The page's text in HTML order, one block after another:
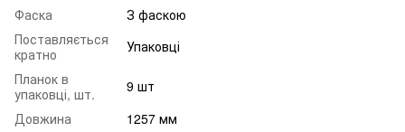
Фаска
З фаскою
Поставляється
кратно
Упаковці
Планок в
упаковці, шт.
9 шт
Довжина
1257 мм